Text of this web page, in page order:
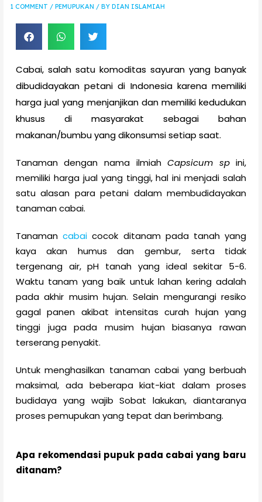
1 COMMENT / PEMUPUKAN / BY DIAN ISLAMIAH
Cabai, salah satu komoditas sayuran yang banyak
dibudidayakan petani di Indonesia karena memiliki
harga jual yang menjanjikan dan memiliki kedudukan
khusus di masyarakat sebagai bahan
makanan/bumbu yang dikonsumsi setiap saat.
Tanaman dengan nama ilmiahCapsicum spini,
memiliki harga jual yang tinggi, hal ini menjadi salah
satu alasan para petani dalam membudidayakan
tanaman cabai.
Tanamancabai cocok ditanam pada tanah yang
kaya akan humus dan gembur, serta tidak
tergenang air, pH tanah yang ideal sekitar 5-6.
Waktu tanam yang baik untuk lahan kering adalah
pada akhir musim hujan. Selain mengurangi resiko
gagal panen akibat intensitas curah hujan yang
tinggi juga pada musim hujan biasanya rawan
terserang penyakit.
Untuk menghasilkan tanaman cabai yang berbuah
maksimal, ada beberapa kiat-kiat dalam proses
budidaya yang wajib Sobat lakukan, diantaranya
proses pemupukan yang tepat dan berimbang.
Apa rekomendasi pupuk pada cabai yang baru
ditanam?